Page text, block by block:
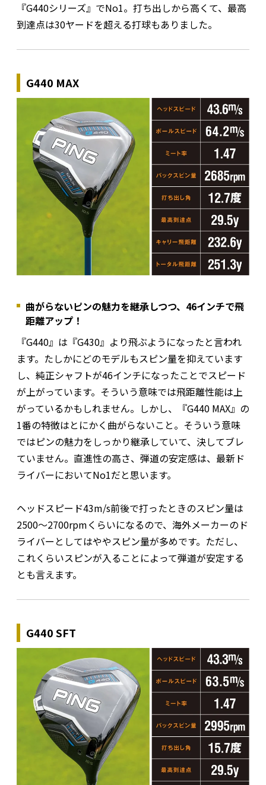
『G440シリーズ』でNo1。打ち出しから高くて、最高
到達点は30ヤードを超える打球もありました。
G440 MAX
曲がらないピンの魅力を継承しつつ、46インチで飛
距離アップ！
『G440』は『G430』より飛ぶようになったと言われ
ます。たしかにどのモデルもスピン量を抑えています
し、純正シャフトが46インチになったことでスピード
が上がっています。そういう意味では飛距離性能は上
がっているかもしれません。しかし、『G440 MAX』の
1番の特徴はとにかく曲がらないこと。そういう意味
ではピンの魅力をしっかり継承していて、決してブレ
ていません。直進性の高さ、弾道の安定感は、最新ド
ライバーにおいてNo1だと思います。
ヘッドスピード43m/s前後で打ったときのスピン量は
2500～2700rpmくらいになるので、海外メーカーのド
ライバーとしてはややスピン量が多めです。ただし、
これくらいスピンが入ることによって弾道が安定する
とも言えます。
G440 SFT